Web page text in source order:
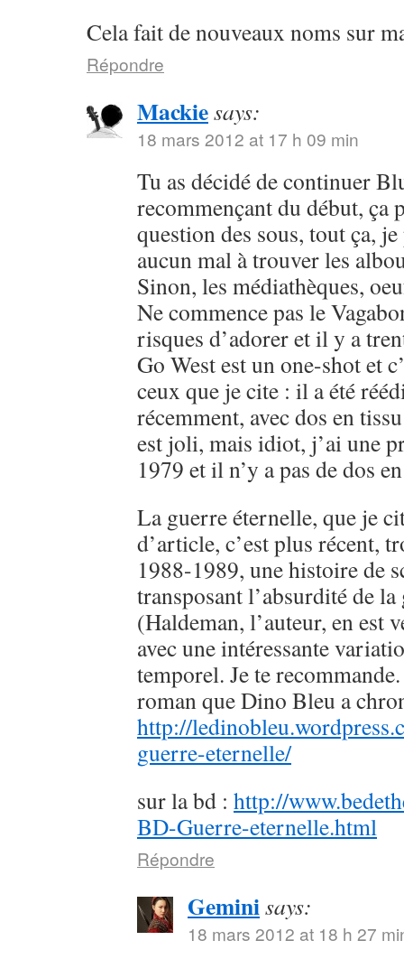
Cela fait de nouveaux noms sur
Répondre
Mackiesays:
18 mars 2012 at 17 h 09 min
Tu as décidé de continuer
recommençant du début, ça
question des sous, tout ça,
aucun mal à trouver les
Sinon, les médiathèques,
Ne commence pas le
risques d’adorer et il y a
Go West est un one-shot et
ceux que je cite : il a été
récemment, avec dos en
est joli, mais idiot, j’ai une
1979 et il n’y a pas de dos
La guerre éternelle, que je
d’article, c’est plus récent,
1988-1989, une histoire de
transposant l’absurdité de
(Haldeman, l’auteur, en est
avec une intéressante
temporel. Je te
roman que Dino Bleu a
http://
guerre-eternelle/
sur la bd : http://
BD-Guerre-eternelle.html
Répondre
Geminisays:
18 mars 2012 at 18 h 27